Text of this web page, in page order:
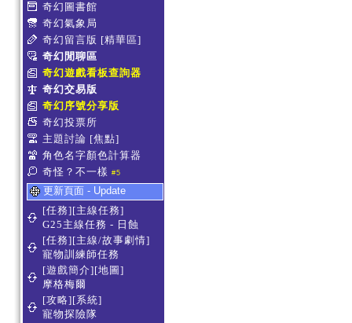
奇幻圖書館
奇幻氣象局
奇幻留言版 [精華區]
奇幻閒聊區
奇幻遊戲看板查詢器
奇幻交易版
奇幻序號分享版
奇幻投票所
主題討論 [焦點]
角色名字顏色計算器
奇怪？不一樣 #5
更新頁面 - Update
[任務][主線任務]
G25主線任務 - 日蝕
[任務][主線/故事劇情]
寵物訓練師任務
[遊戲簡介][地圖]
摩格梅爾
[攻略][系統]
寵物探險隊